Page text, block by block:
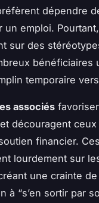
dépendre
un emploi.
sur des
bénéficiaires
temporaire
associés
découragent
financier.
lourdement sur
une crainte
à “s’en sortir par